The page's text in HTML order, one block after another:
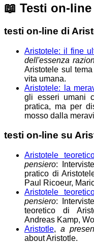
📖 Testi on-line
testi on-line di
Aristotele: il fine
dell'essenza
Aristotele sul
vita umana.
Aristotele: la
gli esseri umani
pratica, ma per
mosso dalla
testi on-line su
Aristotele
pensiero:
pratico di
Paul Ricoeur,
Aristotele
pensiero:
teoretico di
Andreas Kamp,
Aristotle,a
about Aristotle.